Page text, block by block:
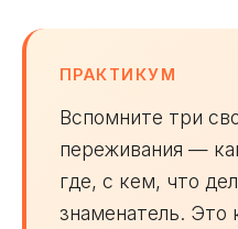
ПРАКТИКУМ
Вспомните три
переживания —
где, с кем, что
знаменатель. Это